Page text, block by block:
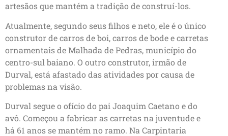
artesãos que mantém a tradição de construí-los.
Atualmente, segundo seus filhos e neto, ele é o único
construtor de carros de boi, carros de bode e carretas
ornamentais de Malhada de Pedras, município do
centro-sul baiano. O outro construtor, irmão de
Durval, está afastado das atividades por causa de
problemas na visão.
Durval segue o ofício do pai Joaquim Caetano e do
avô. Começou a fabricar as carretas na juventude e
há 61 anos se mantém no ramo. Na Carpintaria